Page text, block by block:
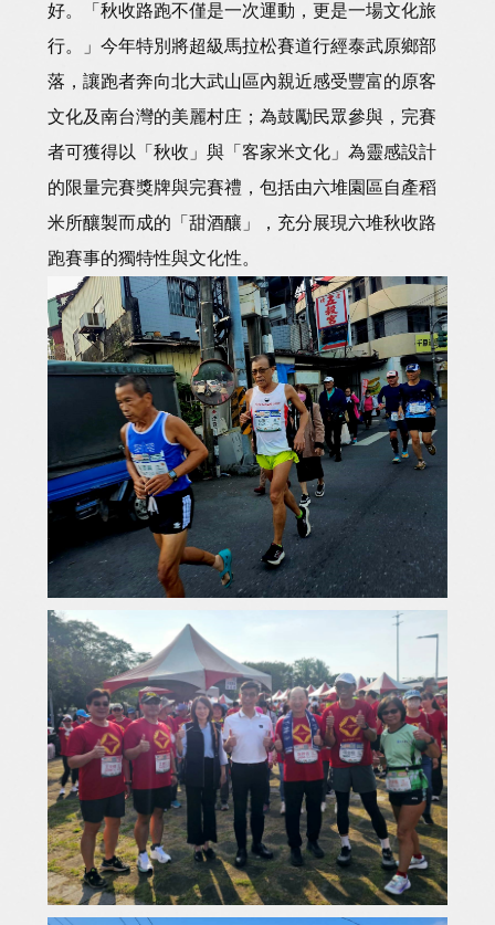
好。「秋收路跑不僅是一次運動，更是一場文化旅
行。」今年特別將超級馬拉松賽道行經泰武原鄉部
落，讓跑者奔向北大武山區內親近感受豐富的原客
文化及南台灣的美麗村庄；為鼓勵民眾參與，完賽
者可獲得以「秋收」與「客家米文化」為靈感設計
的限量完賽獎牌與完賽禮，包括由六堆園區自產稻
米所釀製而成的「甜酒釀」，充分展現六堆秋收路
跑賽事的獨特性與文化性。